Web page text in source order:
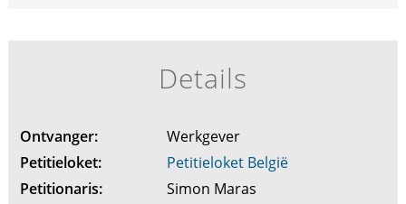
Details
Ontvanger:
Werkgever
Petitieloket:
Petitieloket België
Petitionaris:
Simon Maras